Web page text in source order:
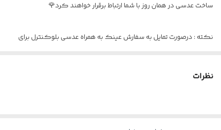
ساخت عدسی در همان روز با شما ارتباط برقرار خواهند کرد🌹
نکته : درصورت تمایل به سفارش عینک به همراه عدسی بلوکنترل برای
نظرات